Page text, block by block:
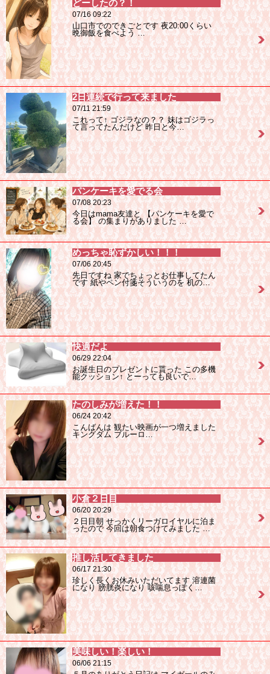
どーしたの？！
07/16 09:22
山口市でのできごとです 夜20:00くらい
晩御飯を食べよう …
2日連続で行って来ました
07/11 21:59
これって↑ ゴジラなの？？ 妹はゴジラっ
て言ってたんだけど 昨日と今…
パンケーキを愛でる会
07/08 20:23
今日はmama友達と 【パンケーキを愛で
る会】 の集まりがありました …
めっちゃ恥ずかしい！！！
07/06 20:45
先日ですね 家でちょっとお仕事してたん
です 紙やペン付箋そういうのを 机の…
快適だよ
06/29 22:04
お誕生日のプレゼントに貰った この多機
能クッション↑ とーっても良いで…
たのしみが増えた！！
06/24 20:42
こんばんは 観たい映画が一つ増えました
キングダム ブルーロ…
小倉２日目
06/20 20:29
２日目朝 せっかくリーガロイヤルに泊ま
ったので 今回は朝食つけてみました …
推し活してきました
06/17 21:30
珍しく長くお休みいただいてます 溶連菌
になり 膀胱炎になり 咳喘息っぽく…
美味しい！楽しい！
06/06 21:15